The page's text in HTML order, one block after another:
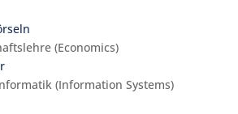
(Economics)
(Information Systems)